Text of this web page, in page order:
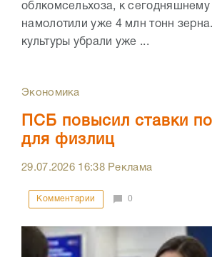
облкомсельхоза, к
намолотили уже 4 млн тонн
культуры убрали уже ...
Экономика
ПСБ повысил ставки
для физлиц
29.07.2026 16:38Реклама
Комментарии 0